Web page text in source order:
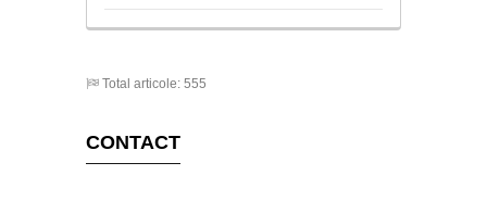
Total articole: 555
CONTACT